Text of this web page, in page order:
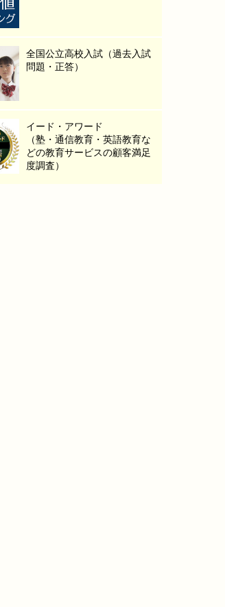
全国公立高校入試（過去入試
問題・正答）
イード・アワード
（塾・通信教育・英語教育な
どの教育サービスの顧客満足
度調査）